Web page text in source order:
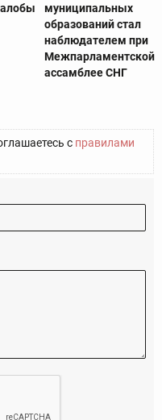
муниципальных
образований стал
наблюдателем при
Межпарламентской
ассамблее СНГ
с правилами